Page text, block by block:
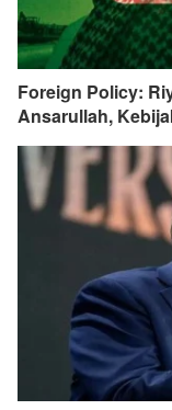
Foreign Policy:
Ansarullah,